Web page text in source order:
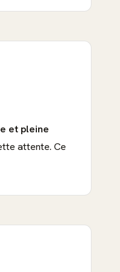
et pleine
attente. Ce